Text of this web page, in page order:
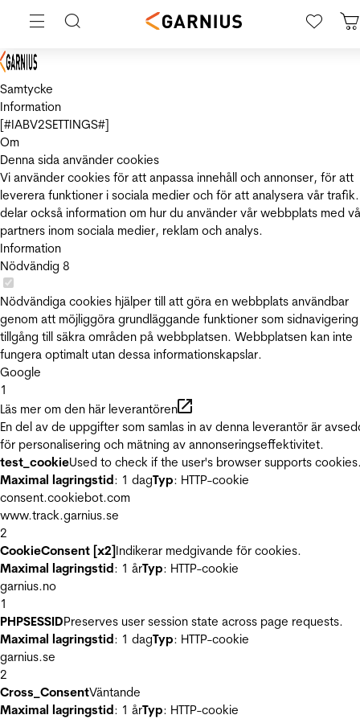
Samtycke
Information
[#IABV2SETTINGS#]
Om
Denna sida använder cookies
Vi använder cookies för att anpassa innehåll och annonser, för att
leverera funktioner i sociala medier och för att analysera vår
delar också information om hur du använder vår webbplats med
partners inom sociala medier, reklam och analys.
Information
Nödvändig 8
Nödvändiga cookies hjälper till att göra en webbplats användbar
genom att möjliggöra grundläggande funktioner som
tillgång till säkra områden på webbplatsen. Webbplatsen kan inte
fungera optimalt utan dessa informationskapslar.
Google
1
Läs mer om den här leverantören
En del av de uppgifter som samlas in av denna leverantör är
för personalisering och mätning av annonseringseffektivitet.
test_cookieUsed to check if the user's browser supports
Maximal lagringstid: 1 dagTyp: HTTP-cookie
consent.cookiebot.com
www.track.garnius.se
2
CookieConsent [x2]Indikerar medgivande för cookies.
Maximal lagringstid: 1 årTyp: HTTP-cookie
garnius.no
1
PHPSESSIDPreserves user session state across page requests.
Maximal lagringstid: 1 dagTyp: HTTP-cookie
garnius.se
2
Cross_ConsentVäntande
Maximal lagringstid: 1 årTyp: HTTP-cookie